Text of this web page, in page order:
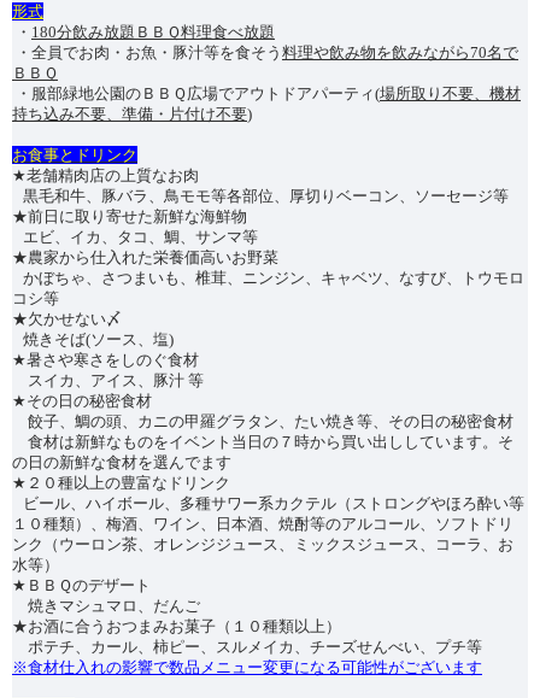
︎形式
・ 180分飲み放題ＢＢＱ料理食べ放題
・全員でお肉・お魚・豚汁等を食そう 料理や飲み物を飲みながら70名で
ＢＢＱ
・服部緑地公園のＢＢＱ広場でアウトドアパーティ(場所取り不要、機材
持ち込み不要、準備・片付け不要)
︎お食事とドリンク
★老舗精肉店の上質なお肉
黒毛和牛、豚バラ、鳥モモ等各部位、厚切りベーコン、ソーセージ等
★前日に取り寄せた新鮮な海鮮物
エビ、イカ、タコ、鯛、サンマ等
★農家から仕入れた栄養価高いお野菜
かぼちゃ、さつまいも、椎茸、ニンジン、キャベツ、なすび、トウモロ
コシ等
★欠かせない〆
焼きそば(ソース、塩)
★暑さや寒さをしのぐ食材
スイカ、アイス、豚汁 等
★その日の秘密食材
餃子、鯛の頭、カニの甲羅グラタン、たい焼き等、その日の秘密食材
食材は新鮮なものをイベント当日の７時から買い出ししています。そ
の日の新鮮な食材を選んでます
★２０種以上の豊富なドリンク
ビール、ハイボール、多種サワー系カクテル（ストロングやほろ酔い等
１０種類）、梅酒、ワイン、日本酒、焼酎等のアルコール、ソフトドリ
ンク（ウーロン茶、オレンジジュース、ミックスジュース、コーラ、お
水等）
★ＢＢＱのデザート
焼きマシュマロ、だんご
★お酒に合うおつまみお菓子（１０種類以上）
ポテチ、カール、柿ピー、スルメイカ、チーズせんべい、プチ等
※食材仕入れの影響で数品メニュー変更になる可能性がございます